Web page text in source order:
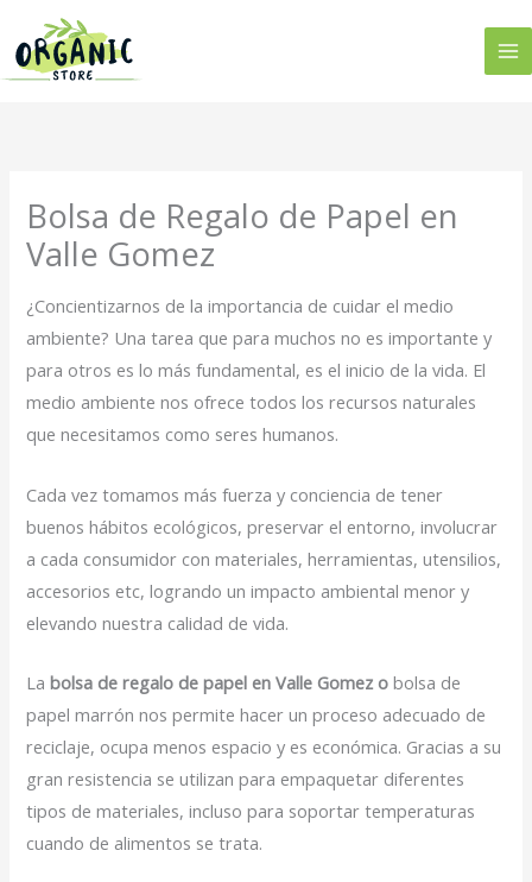
contenido
Bolsa de Regalo de Papel en
Valle Gomez
¿Concientizarnos de la importancia de cuidar el medio
ambiente? Una tarea que para muchos no es importante y
para otros es lo más fundamental, es el inicio de la vida. El
medio ambiente nos ofrece todos los recursos naturales
que necesitamos como seres humanos.
Cada vez tomamos más fuerza y conciencia de tener
buenos hábitos ecológicos, preservar el entorno, involucrar
a cada consumidor con materiales, herramientas, utensilios,
accesorios etc, logrando un impacto ambiental menor y
elevando nuestra calidad de vida.
Labolsa de regalo de papel en Valle Gomez o bolsa de
papel marrón nos permite hacer un proceso adecuado de
reciclaje, ocupa menos espacio y es económica. Gracias a su
gran resistencia se utilizan para empaquetar diferentes
tipos de materiales, incluso para soportar temperaturas
cuando de alimentos se trata.